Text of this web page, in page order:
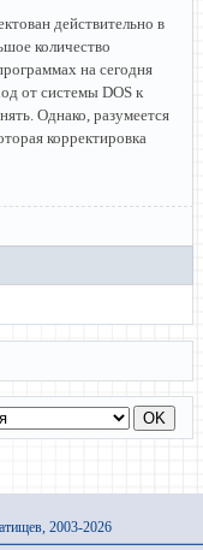
действительно в
количество
на сегодня
от системы DOS к
Однако, разумеется
корректировка
2003-2026